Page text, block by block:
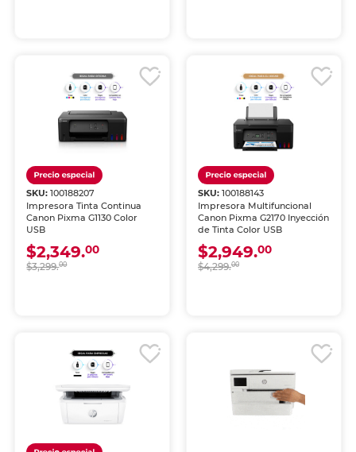
SKU:100188207
Impresora Tinta Continua
Canon Pixma G1130 Color
USB
$2,349.00
$3,299.00
SKU: 100188143
Impresora Multifuncional
Canon Pixma G2170 Inyección
de Tinta Color USB
$2,949.00
$4,299.00